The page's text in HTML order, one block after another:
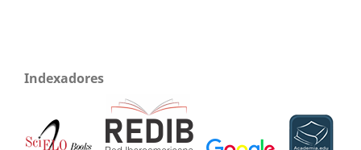
Indexadores